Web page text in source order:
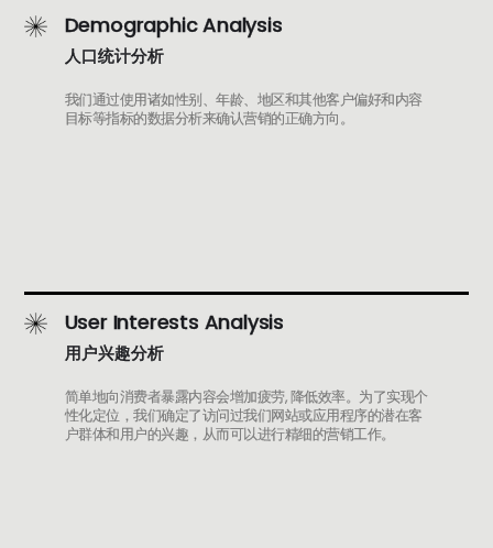
Demographic Analysis
人口统计分析
我们通过使用诸如性别、年龄、地区和其他客户偏好和内容
目标等指标的数据分析来确认营销的正确方向。
User Interests Analysis
用户兴趣分析
简单地向消费者暴露内容会增加疲劳, 降低效率。为了实现个
性化定位，我们确定了访问过我们网站或应用程序的潜在客
户群体和用户的兴趣，从而可以进行精细的营销工作。